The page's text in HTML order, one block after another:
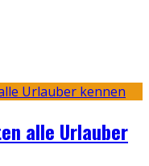
alle Urlauber